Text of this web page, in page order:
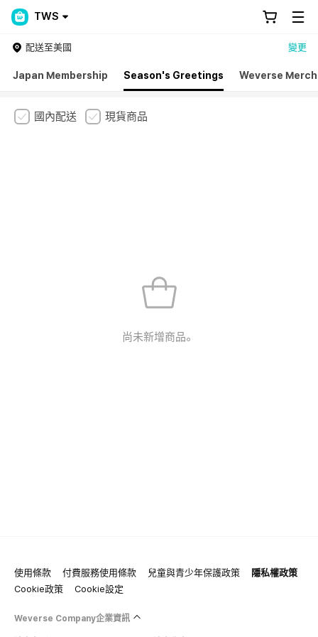
TWS
配送至美國 變更
Japan Membership Season's Greetings Weverse Merch
國內配送 現貨商品
尚未新增商品。
使用條款 付費服務使用條款 兒童與青少年保護政策
隱私權政策
Cookie政策
Cookie設定
Weverse Company企業資訊